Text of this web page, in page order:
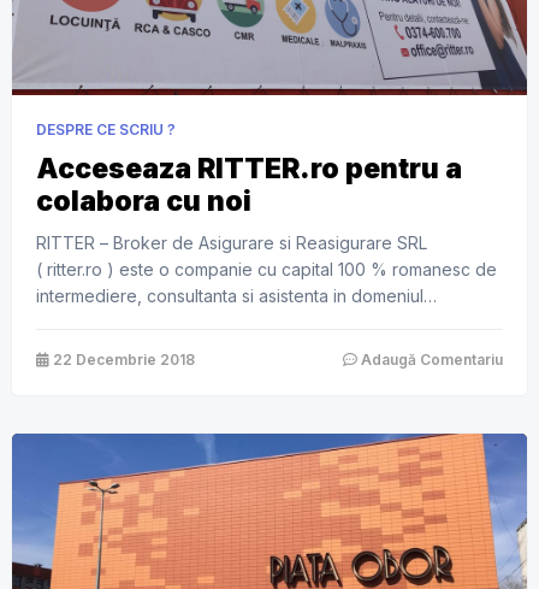
DESPRE CE SCRIU ?
Acceseaza RITTER.ro pentru a
colabora cu noi
RITTER – Broker de Asigurare si Reasigurare SRL
( ritter.ro ) este o companie cu capital 100 % romanesc de
intermediere, consultanta si asistenta in domeniul
potential client in functie de necesitatea acestuia.
Asiguram succesul parteneriatelor noastre prin
22 Decembrie 2018 Adaugă Comentariu